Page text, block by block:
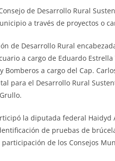
de Desarrollo Rural
a través de proyectos o
de Desarrollo Rural
a cargo de Eduardo
Bomberos a cargo del Cap.
para el Desarrollo Rural
la diputada federal Haidyd
de pruebas de
de los Consejos